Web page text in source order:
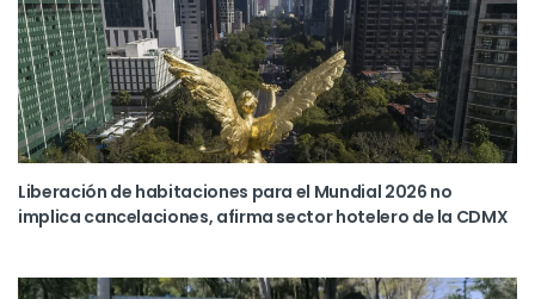
Liberación de habitaciones para el Mundial 2026 no
implica cancelaciones, afirma sector hotelero de la CDMX